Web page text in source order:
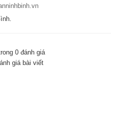
0 đánh giá
giá bài viết